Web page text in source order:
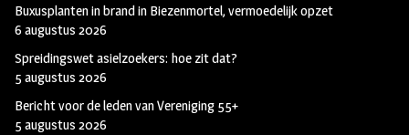
Buxusplanten in brand in Biezenmortel, vermoedelijk opzet
6 augustus 2026
Spreidingswet asielzoekers: hoe zit dat?
5 augustus 2026
Bericht voor de leden van Vereniging 55+
5 augustus 2026